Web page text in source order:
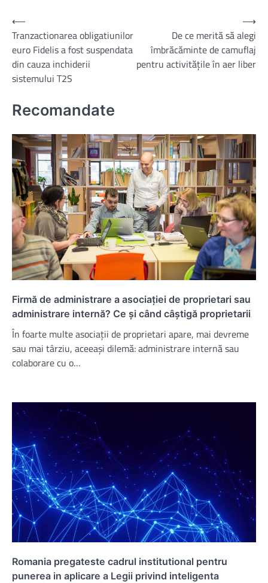
Navigare
în
articole
⟵
Tranzactionarea obligatiunilor
euro Fidelis a fost suspendata
din cauza inchiderii
sistemului T2S
De ce merită să alegi
îmbrăcăminte de camuflaj
pentru activitățile în aer liber
⟶
Recomandate
Firmă de administrare a asociației de proprietari sau
administrare internă? Ce și când câștigă proprietarii
În foarte multe asociații de proprietari apare, mai devreme
sau mai târziu, aceeași dilemă: administrare internă sau
colaborare cu o…
Romania pregateste cadrul institutional pentru
punerea in aplicare a Legii privind inteligenta